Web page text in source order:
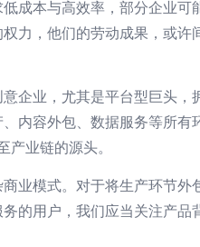
成本与高效率，部分企业
力，他们的劳动成果，或
企业，尤其是平台型巨头
内容外包、数据服务等所
业链的源头。
业模式。对于将生产环节
的用户，我们应当关注产